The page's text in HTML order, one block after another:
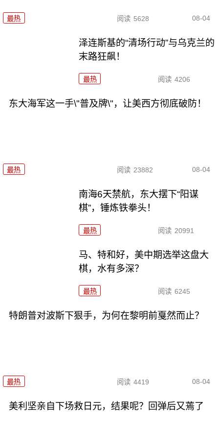
最热 阅读 5628 08-04
泽连斯基的“清场行动”与乌克兰的
末路狂飙！
最热 阅读 4206
东大海军这一手\"普及牌\"，让美西方彻底破防！
最热 阅读 23882 08-04
南海6天禁航，东大摆下“阳谋
棋”，锤炼铁拳头！
最热 阅读 20991
马、特和好，美中期选举这盘大
棋，水有多深？
最热 阅读 6245
特朗普对波斯下狠手，为何在黎明前戛然而止？
最热 阅读 4419 08-04
美利坚亲自下场救日元，结果呢？回弹后又蔫了